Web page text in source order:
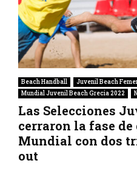
Beach Handball Juvenil Beach
Mundial Juvenil Beach Grecia 2022
Las Selecciones
cerraron la fase
Mundial con dos
out